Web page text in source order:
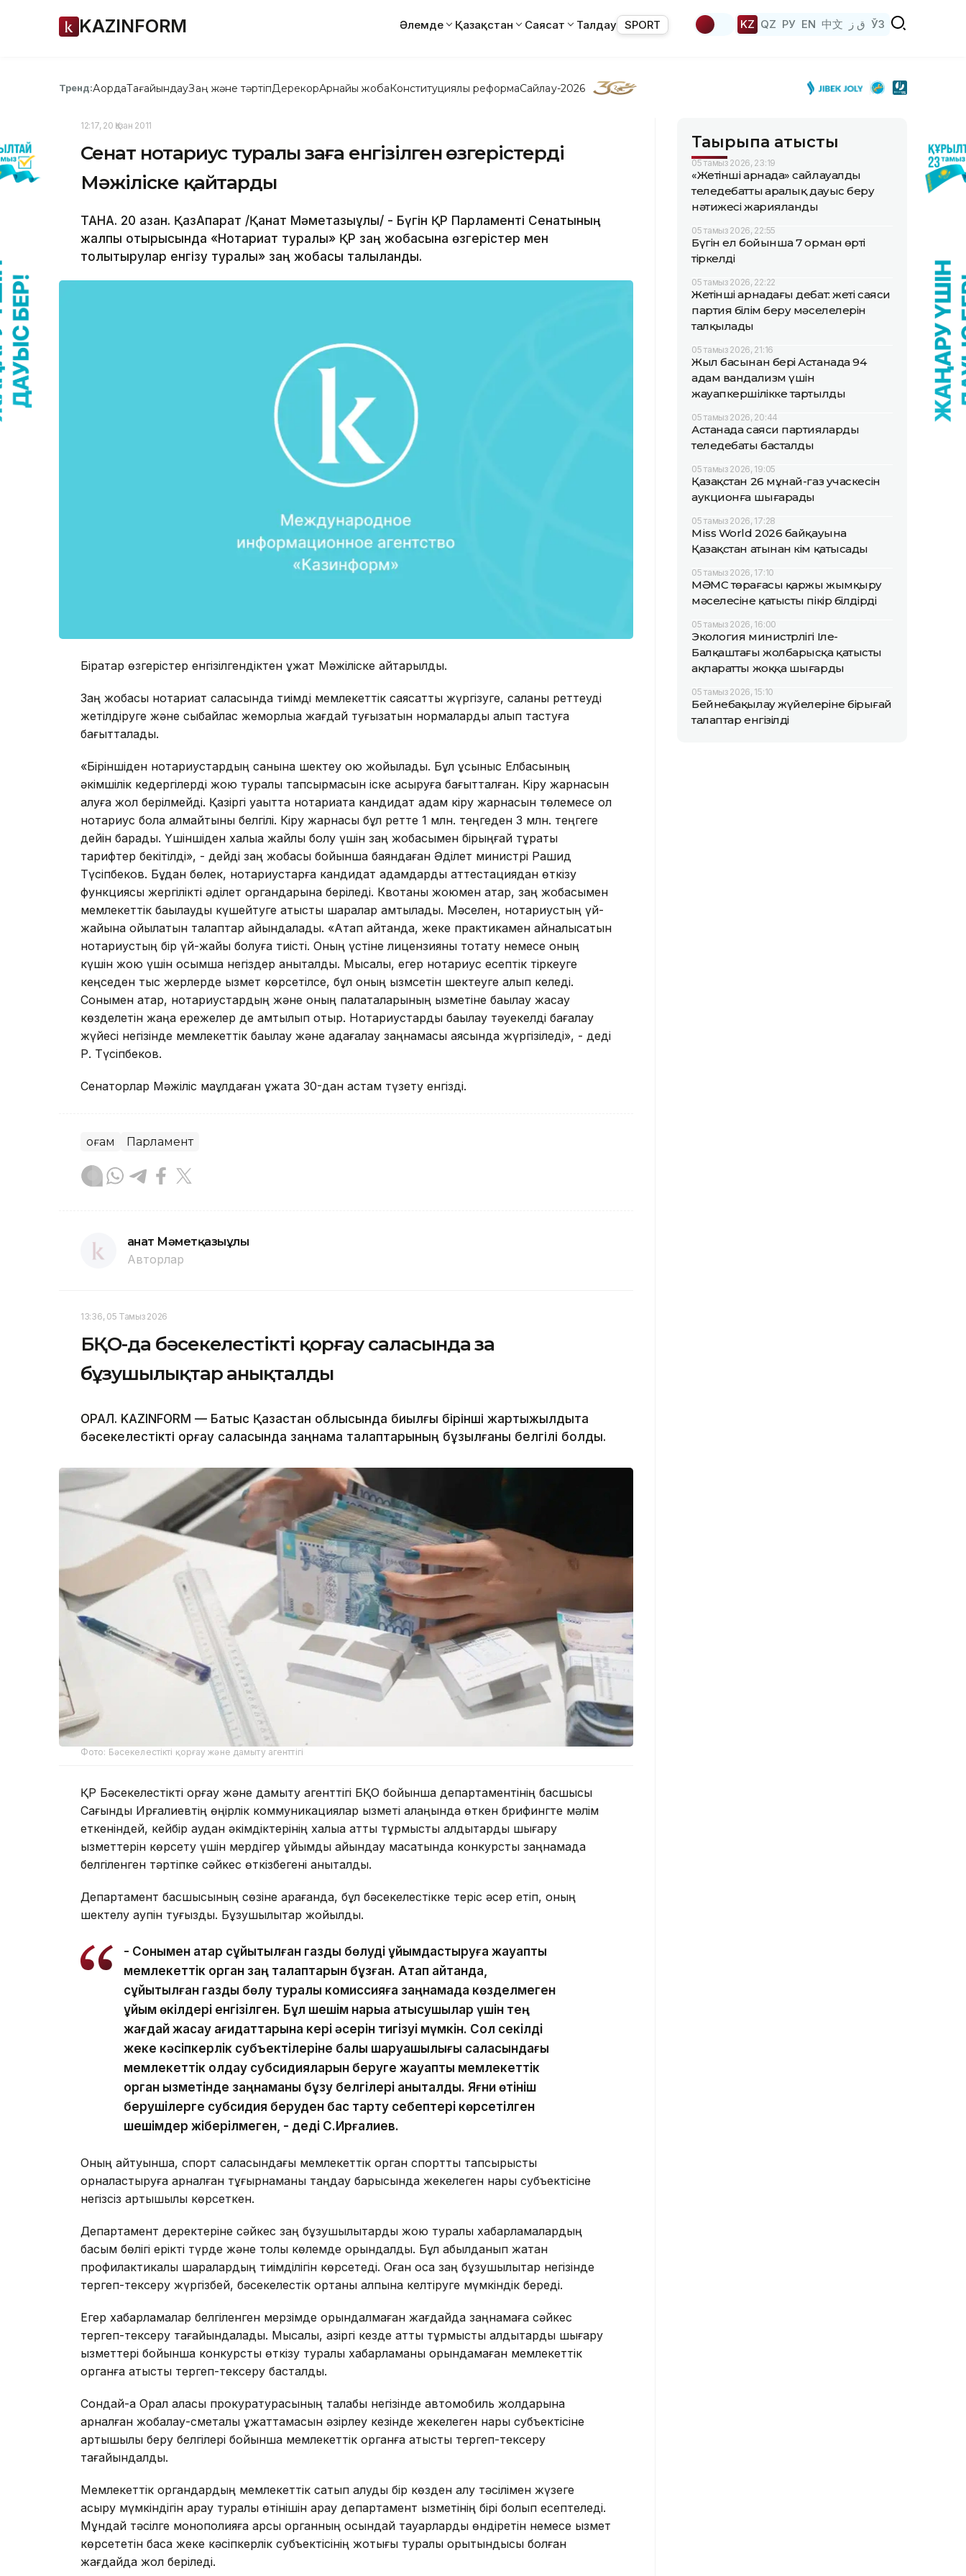
KAZINFORM Әлемде Қазақстан Саясат Талдау SPORT KZ QZ РУ EN 中文 ق ز ЎЗ
Тренд:АқордаТағайындауЗаң және тәртіпДерекқорАрнайы жобаКонституциялық реформаСайлау-2026
12:17, 20 Қазан 2011
Сенат нотариус туралы заңға енгізілген өзгерістерді
Мәжіліске қайтарды
ТАНА. 20 қазан. ҚазАқпарат /Қанат Мәметқазыұлы/ - Бүгін ҚР Парламенті Сенатының
жалпы отырысында «Нотариат туралы» ҚР заң жобасына өзгерістер мен
толықтырулар енгізу туралы» заң жобасы талқыланды.
Бірқатар өзгерістер енгізілгендіктен құжат Мәжіліске қайтарылды.
Заң жобасы нотариат саласында тиімді мемлекеттік саясатты жүргізуге, саланы реттеуді
жетілдіруге және сыбайлас жемқорлыққа жағдай туғызатын нормаларды алып тастуға
бағытталады.
«Біріншіден нотариустардың санына шектеу қою жойылады. Бұл ұсыныс Елбасының
әкімшілік кедергілерді жою туралы тапсырмасын іске асыруға бағытталған. Кіру жарнасын
алуға жол берілмейді. Қазіргі уақытта нотариатқа кандидат адам кіру жарнасын төлемесе ол
нотариус бола алмайтыны белгілі. Кіру жарнасы бұл ретте 1 млн. теңгеден 3 млн. теңгеге
дейін барады. Үшіншіден халыққа жайлы болу үшін заң жобасымен бірыңғай тұрақты
тарифтер бекітілді», - дейді заң жобасы бойынша баяндаған Әділет министрі Рашид
Түсіпбеков. Бұдан бөлек, нотариустарға кандидат адамдарды аттестациядан өткізу
функциясы жергілікті әділет органдарына беріледі. Квотаны жоюмен қатар, заң жобасымен
мемлекеттік бақылауды күшейтуге қатысты шаралар қамтылады. Мәселен, нотариустың үй-
жайына қойылатын талаптар айқындалады. «Атап айтқанда, жеке практикамен айналысатын
нотариустың бір үй-жайы болуға тиісті. Оның үстіне лицензияны тоқтату немесе оның
күшін жою үшін қосымша негіздер анықталды. Мысалы, егер нотариус есептік тіркеуге
кеңседен тыс жерлерде қызмет көрсетілсе, бұл оның қызмсетін шектеуге алып келеді.
Сонымен қатар, нотариустардың және оның палаталарының қызметіне бақылау жасау
көзделетін жаңа ережелер де қамтылып отыр. Нотариустарды бақылау тәуекелді бағалау
жүйесі негізінде мемлекеттік бақылау және қадағалау заңнамасы аясында жүргізіледі», - деді
Р. Түсіпбеков.
Сенаторлар Мәжіліс мақұлдаған құжатқа 30-дан астам түзету енгізді.
Қоғам Парламент
Қанат Мәметқазыұлы
Авторлар
13:36, 05 Тамыз 2026
БҚО-да бәсекелестікті қорғау саласында заң
бұзушылықтар анықталды
ОРАЛ. KAZINFORM — Батыс Қазақстан облысында биылғы бірінші жартыжылдықта
бәсекелестікті қорғау саласында заңнама талаптарының бұзылғаны белгілі болды.
Фото: Бәсекелестікті қорғау және дамыту агенттігі
ҚР Бәсекелестікті қорғау және дамыту агенттігі БҚО бойынша департаментінің басшысы
Сағындық Ирғалиевтің өңірлік коммуникациялар қызметі алаңында өткен брифингте мәлім
еткеніндей, кейбір аудан әкімдіктерінің халыққа қатты тұрмыстық қалдықтарды шығару
қызметтерін көрсету үшін мердігер ұйымды айқындау мақсатында конкурсты заңнамада
белгіленген тәртіпке сәйкес өткізбегені анықталды.
Департамент басшысының сөзіне қарағанда, бұл бәсекелестікке теріс әсер етіп, оның
шектелу қаупін туғызды. Бұзушылықтар жойылды.
- Сонымен қатар сұйытылған газды бөлуді ұйымдастыруға жауапты
мемлекеттік орган заң талаптарын бұзған. Атап айтқанда,
сұйытылған газды бөлу туралы комиссияға заңнамада көзделмеген
ұйым өкілдері енгізілген. Бұл шешім нарыққа қатысушылар үшін тең
жағдай жасау қағидаттарына кері әсерін тигізуі мүмкін. Сол секілді
жеке кәсіпкерлік субъектілеріне балық шаруашылығы саласындағы
мемлекеттік қолдау субсидияларын беруге жауапты мемлекеттік
орган қызметінде заңнаманы бұзу белгілері анықталды. Яғни өтініш
берушілерге субсидия беруден бас тарту себептері көрсетілген
шешімдер жіберілмеген, - деді С.Ирғалиев.
Оның айтуынша, спорт саласындағы мемлекеттік орган спорттық тапсырысты
орналастыруға арналған тұғырнаманы таңдау барысында жекелеген нарық субъектісіне
негізсіз артықшылық көрсеткен.
Департамент деректеріне сәйкес заң бұзушылықтарды жою туралы хабарламалардың
басым бөлігі ерікті түрде және толық көлемде орындалды. Бұл қабылданып жатқан
профилактикалық шаралардың тиімділігін көрсетеді. Оған қоса заң бұзушылықтар негізінде
тергеп-тексеру жүргізбей, бәсекелестік ортаны қалпына келтіруге мүмкіндік береді.
Егер хабарламалар белгіленген мерзімде орындалмаған жағдайда заңнамаға сәйкес
тергеп-тексеру тағайындалады. Мысалы, қазіргі кезде қатты тұрмыстық қалдықтарды шығару
қызметтері бойынша конкурсты өткізу туралы хабарламаны орындамаған мемлекеттік
органға қатысты тергеп-тексеру басталды.
Сондай-ақ Орал қаласы прокуратурасының талабы негізінде автомобиль жолдарына
арналған жобалау-сметалық құжаттамасын әзірлеу кезінде жекелеген нарық субъектісіне
артықшылық беру белгілері бойынша мемлекеттік органға қатысты тергеп-тексеру
тағайындалды.
Мемлекеттік органдардың мемлекеттік сатып алуды бір көзден алу тәсілімен жүзеге
асыру мүмкіндігін қарау туралы өтінішін қарау департамент қызметінің бірі болып есептеледі.
Мұндай тәсілге монополияға қарсы органның осындай тауарларды өндіретін немесе қызмет
көрсететін басқа жеке кәсіпкерлік субъектісінің жоқтығы туралы қорытындысы болған
жағдайда жол беріледі.
Тақырыпқа қатысты
05 тамыз 2026, 23:19
«Жетінші арнада» сайлауалды
теледебаттың аралық дауыс беру
нәтижесі жарияланды
05 тамыз 2026, 22:55
Бүгін ел бойынша 7 орман өрті
тіркелді
05 тамыз 2026, 22:22
Жетінші арнадағы дебат: жеті саяси
партия білім беру мәселелерін
талқылады
05 тамыз 2026, 21:16
Жыл басынан бері Астанада 94
адам вандализм үшін
жауапкершілікке тартылды
05 тамыз 2026, 20:44
Астанада саяси партиялардың
теледебаты басталды
05 тамыз 2026, 19:05
Қазақстан 26 мұнай-газ учаскесін
аукционға шығарады
05 тамыз 2026, 17:28
Miss World 2026 байқауына
Қазақстан атынан кім қатысады
05 тамыз 2026, 17:10
МӘМС төрағасы қаржы жымқыру
мәселесіне қатысты пікір білдірді
05 тамыз 2026, 16:00
Экология министрлігі Іле-
Балқаштағы жолбарысқа қатысты
ақпаратты жоққа шығарды
05 тамыз 2026, 15:10
Бейнебақылау жүйелеріне бірыңғай
талаптар енгізілді